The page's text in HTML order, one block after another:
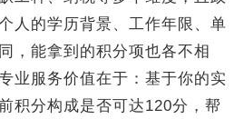
人的学历背景、工作年限、单
，能拿到的积分项也各不相
业服务价值在于：基于你的实
积分构成是否可达120分，帮